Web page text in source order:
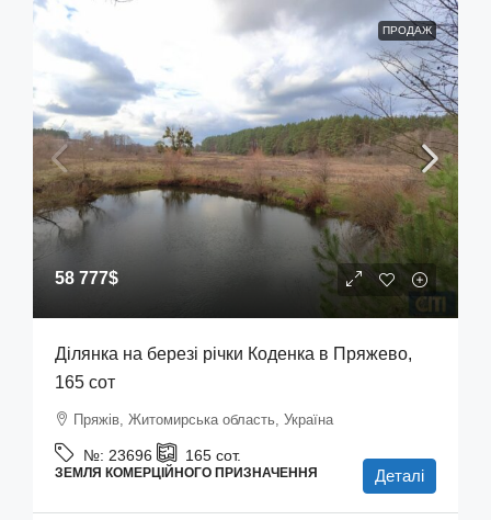
ПРОДАЖ
58 777$
Ділянка на березі річки Коденка в Пряжево,
165 сот
Пряжів, Житомирська область, Україна
№: 23696 165 сот.
ЗЕМЛЯ КОМЕРЦІЙНОГО ПРИЗНАЧЕННЯ Деталі